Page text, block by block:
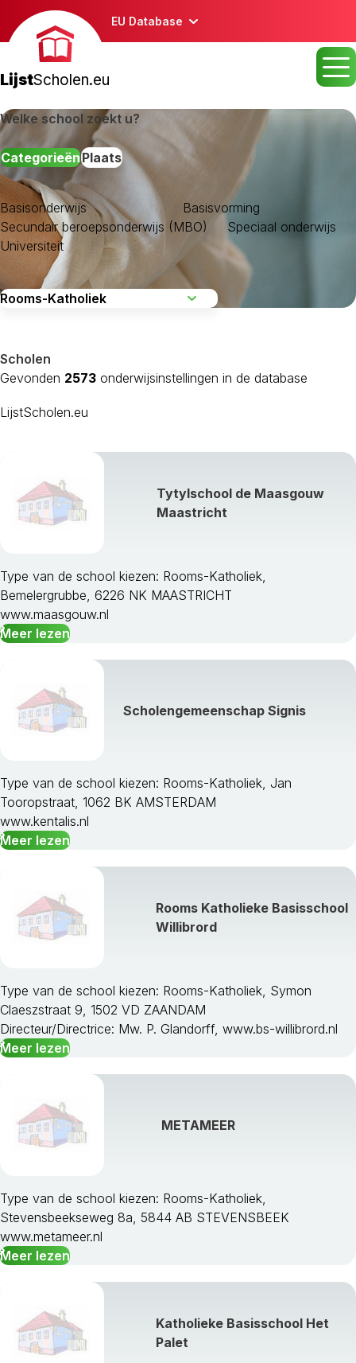
EU Database
LijstScholen.eu
Welke school zoekt u?
CategorieënPlaats
Basisonderwijs
Basisvorming
Secundair beroepsonderwijs (MBO)
Speciaal onderwijs
Universiteit
Scholen
Gevonden 2573 onderwijsinstellingen in de database
LijstScholen.eu
Tytylschool de Maasgouw
Maastricht
Type van de school kiezen: Rooms-Katholiek,
Bemelergrubbe, 6226 NK MAASTRICHT
www.maasgouw.nl
Meer lezen
Scholengemeenschap Signis
Type van de school kiezen: Rooms-Katholiek, Jan
Tooropstraat, 1062 BK AMSTERDAM
www.kentalis.nl
Meer lezen
Rooms Katholieke Basisschool
Willibrord
Type van de school kiezen: Rooms-Katholiek, Symon
Claeszstraat 9, 1502 VD ZAANDAM
Directeur/Directrice: Mw. P. Glandorff, www.bs-willibrord.nl
Meer lezen
METAMEER
Type van de school kiezen: Rooms-Katholiek,
Stevensbeekseweg 8a, 5844 AB STEVENSBEEK
www.metameer.nl
Meer lezen
Katholieke Basisschool Het
Palet